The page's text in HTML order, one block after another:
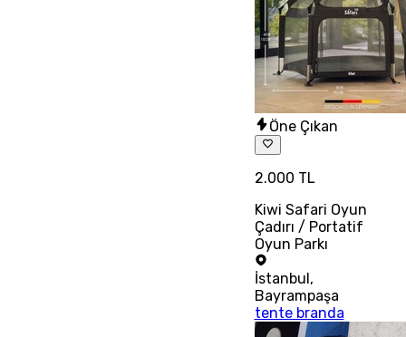
Öne Çıkan
2.000 TL
Kiwi Safari Oyun
Çadırı / Portatif
Oyun Parkı
İstanbul ,
Bayrampaşa
tente branda